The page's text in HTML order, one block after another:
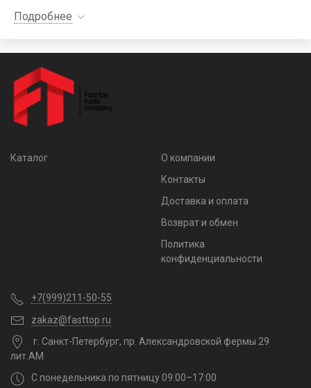
Подробнее
Каталог
О компании
Контакты
Доставка и оплата
Возврат и обмен
Политика
конфиденциальности
+7(999)211-50-55
zakaz@fasttop.ru
г. Санкт-Петербург, пр. Александровской фермы 29
лит.АМ
С понедельника по пятницу 09:00–17:00